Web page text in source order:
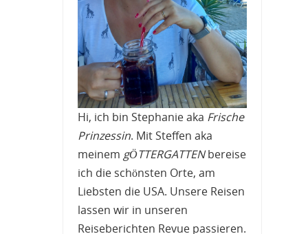
Hi, ich bin Stephanie aka Frische
Prinzessin. Mit Steffen aka
meinem gÖTTERGATTENbereise
ich die schönsten Orte, am
Liebsten die USA. Unsere Reisen
lassen wir in unseren
Reiseberichten Revue passieren.